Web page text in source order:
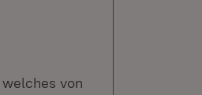
von